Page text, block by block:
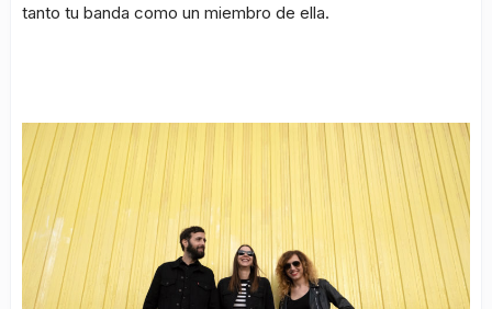
tanto tu banda como un miembro de ella.